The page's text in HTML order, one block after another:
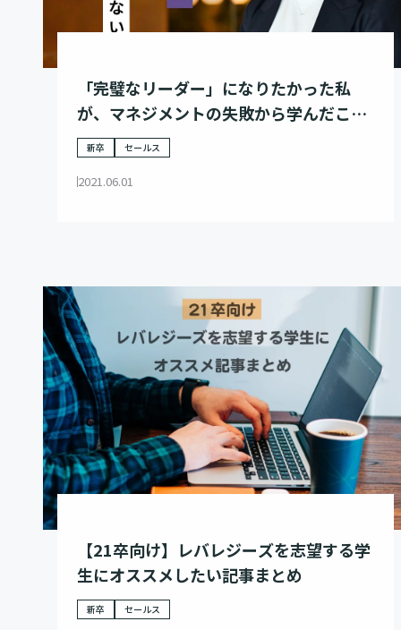
「完璧なリーダー」になりたかった私
が、マネジメントの失敗から学んだこ
と。
新卒 セールス
2021.06.01
【21卒向け】レバレジーズを志望する学
生にオススメしたい記事まとめ
新卒 セールス